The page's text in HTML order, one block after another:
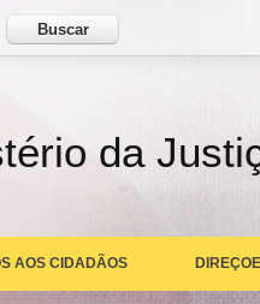
Buscar
da
AOS CIDADÃOS